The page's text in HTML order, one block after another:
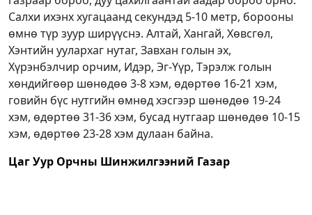
Салхи ихэнх хугацаанд секундэд 5-10 метр, борооны
өмнө түр зуур ширүүснэ. Алтай, Хангай, Хөвсгөл,
Хэнтийн уулархаг нутаг, Завхан голын эх,
Хүрэнбэлчир орчим, Идэр, Эг-Үүр, Тэрэлж голын
хөндийгөөр шөнөдөө 3-8 хэм, өдөртөө 16-21 хэм,
говийн бүс нутгийн өмнөд хэсгээр шөнөдөө 19-24
хэм, өдөртөө 31-36 хэм, бусад нутгаар шөнөдөө 10-15
хэм, өдөртөө 23-28 хэм дулаан байна.
Цаг Уур Орчны Шинжилгээний Газар